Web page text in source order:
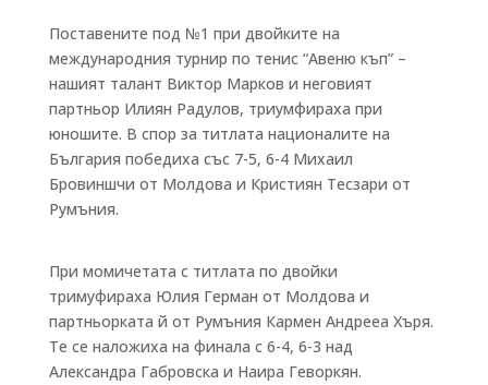
Поставените под №1 при двойките на
международния турнир по тенис “Авеню къп” –
нашият талант Виктор Марков и неговият
партньор Илиян Радулов, триумфираха при
юношите. В спор за титлата националите на
България победиха със 7-5, 6-4 Михаил
Бровиншчи от Молдова и Кристиян Тесзари от
Румъния.
При момичетата с титлата по двойки
тримуфираха Юлия Герман от Молдова и
партньорката й от Румъния Кармен Андрееа Хъря.
Те се наложиха на финала с 6-4, 6-3 над
Александра Габровска и Наира Геворкян.